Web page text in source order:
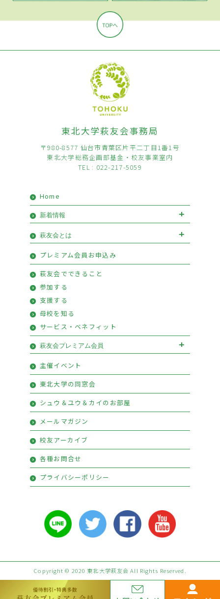
東北大学萩友会事務局
〒980-8577 仙台市青葉区片平二丁目1番1号
東北大学総務企画部基金・校友事業室内
TEL : 022-217-5059
Home
新着情報
お知らせ
イベント
優待情報
活動報告
萩友会とは
会長挨拶
萩友会のご案内
プレミアム会員お申込み
萩友会でできること
参加する
支援する
母校を知る
サービス・ベネフィット
萩友会プレミアム会員
萩友会プレミアム会員お申込み
プレミアム会員特典
主催イベント
東北大学の同窓会
シュウ＆ユウ＆カイのお部屋
メールマガジン
校友アーカイブ
各種お問合せ
プライバシーポリシー
Copyright © 2020 東北大学萩友会 All Rights Reserved.